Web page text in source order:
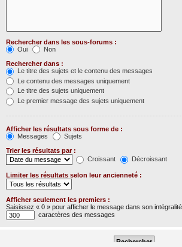
Rechercher dans les sous-forums :
Oui
Non
Rechercher dans :
Le titre des sujets et le contenu des messages
Le contenu des messages uniquement
Le titre des sujets uniquement
Le premier message des sujets uniquement
Afficher les résultats sous forme de :
Messages
Sujets
Trier les résultats par :
Croissant
Décroissant
Limiter les résultats selon leur ancienneté :
Afficher seulement les premiers :
Saisissez « 0 » pour afficher le message dans son intégralité.
caractères des messages